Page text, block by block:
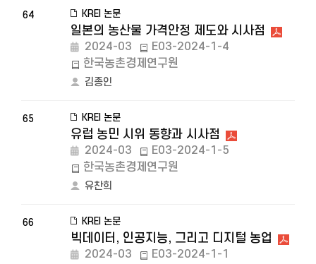
64 KREI 논문
일본의 농산물 가격안정 제도와 시사점
2024-03
E03-2024-1-4
한국농촌경제연구원
김종인
65 KREI 논문
유럽 농민 시위 동향과 시사점
2024-03
E03-2024-1-5
한국농촌경제연구원
유찬희
66 KREI 논문
빅데이터, 인공지능, 그리고 디지털 농업
2024-03
E03-2024-1-1